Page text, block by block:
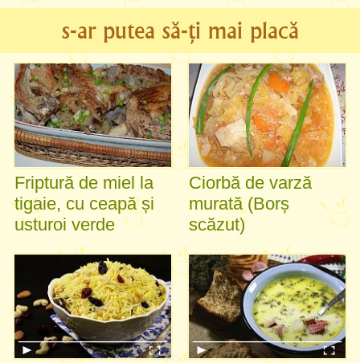
s-ar putea să-ți mai placă
Friptură de miel la
tigaie, cu ceapă și
usturoi verde
Ciorbă de varză
murată (Borș
scăzut)